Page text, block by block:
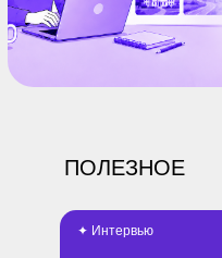
✦ Интервью
ПОЛЕЗНОЕ